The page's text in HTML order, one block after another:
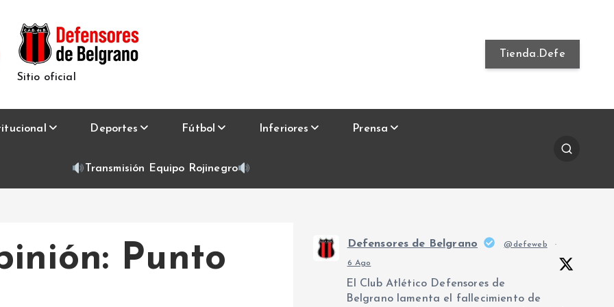
Sitio oficial
Tienda.Defe
Deportes Fútbol Inferiores Prensa
Transmisión Equipo Rojinegro
Punto
Defensores de Belgrano @defeweb ·
6 Ago
El Club Atlético Defensores de
Belgrano lamenta el fallecimiento de